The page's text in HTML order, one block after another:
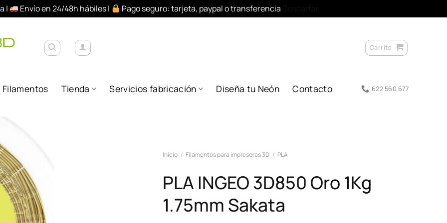
| Envío en 24/48h hábiles | Pago seguro: tarjeta, paypal o transferencia
Carrito
Filamentos Tienda Servicios fabricación Diseña tu Neón Contacto 622 560 677
lista de
deseos
Inicio / Filamentos para impresoras 3D / PLA
PLA INGEO 3D850 Oro 1Kg
1.75mm Sakata